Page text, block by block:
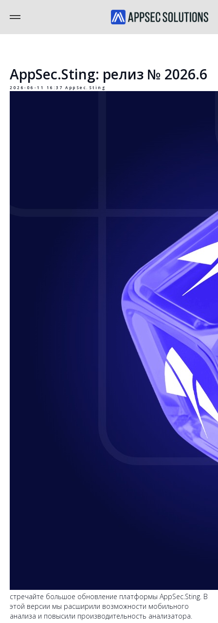
AppSec.Sting: релиз № 2026.6
2026-06-11 16:37 AppSec.Sting
стречайте большое обновление платформы AppSec.Sting. В
этой версии мы расширили возможности мобильного
анализа и повысили производительность анализатора.